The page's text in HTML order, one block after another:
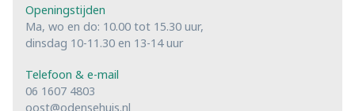
Openingstijden
Ma, wo en do: 10.00 tot 15.30 uur,
dinsdag 10-11.30 en 13-14 uur
Telefoon & e-mail
06 1607 4803
oost@odensehuis.nl